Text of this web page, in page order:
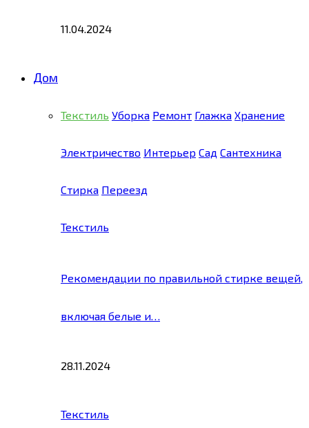
11.04.2024
Дом
Текстиль Уборка Ремонт Глажка Хранение
Электричество Интерьер Сад Сантехника
Стирка Переезд
Текстиль
Рекомендации по правильной стирке вещей,
включая белые и…
28.11.2024
Текстиль